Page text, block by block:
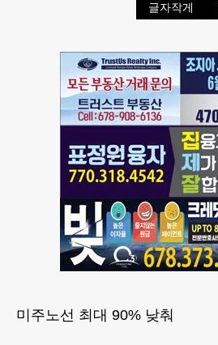
글자작게
미주노선 최대 90% 낮춰